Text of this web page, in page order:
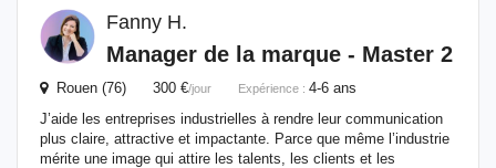
Fanny H.
Manager de la marque - Master 2
Rouen (76) 300 €/jour Expérience : 4-6 ans
J’aide les entreprises industrielles à rendre leur communication
plus claire, attractive et impactante. Parce que même l’industrie
mérite une image qui attire les talents, les clients et les